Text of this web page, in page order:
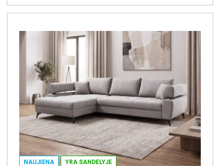
NAUJIENA YRA SANDĖLYJE